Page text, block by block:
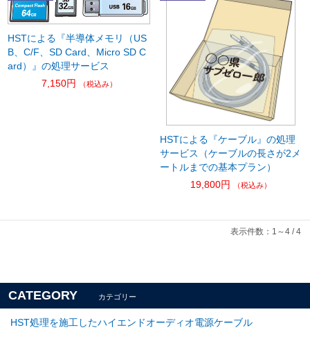
HSTによる『半導体メモリ（US
B、C/F、SD Card、Micro SD C
ard）』の処理サービス
7,150円
（税込み）
HSTによる『ケーブル』の処理
サービス（ケーブルの長さが2メ
ートルまでの基本プラン）
19,800円
（税込み）
表示件数：1～4 / 4
CATEGORY カテゴリー
HST処理を施工したハイエンドオーディオ電源ケーブル